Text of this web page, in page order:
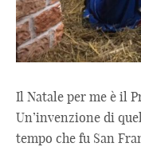
Il Natale per me è il
Un’invenzione di
tempo che fu San